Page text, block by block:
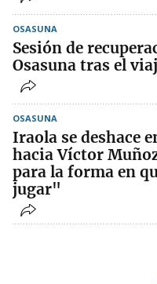
OSASUNA
Sesión de
Osasuna tras el
OSASUNA
Iraola se deshace
hacia Víctor
para la forma en
jugar"